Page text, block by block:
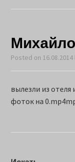
Posted on 16.08.2014
вылезли из отеля
фоток на